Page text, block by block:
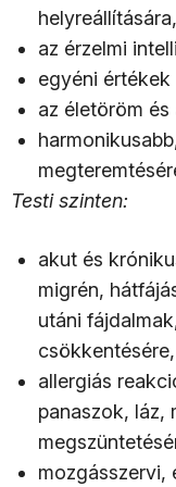
helyreállítására,
az érzelmi
egyéni
az életöröm
Testi szinten:
akut és
migrén,
utáni
csökkentésére,
allergiás
panaszok, láz,
mozgásszervi,